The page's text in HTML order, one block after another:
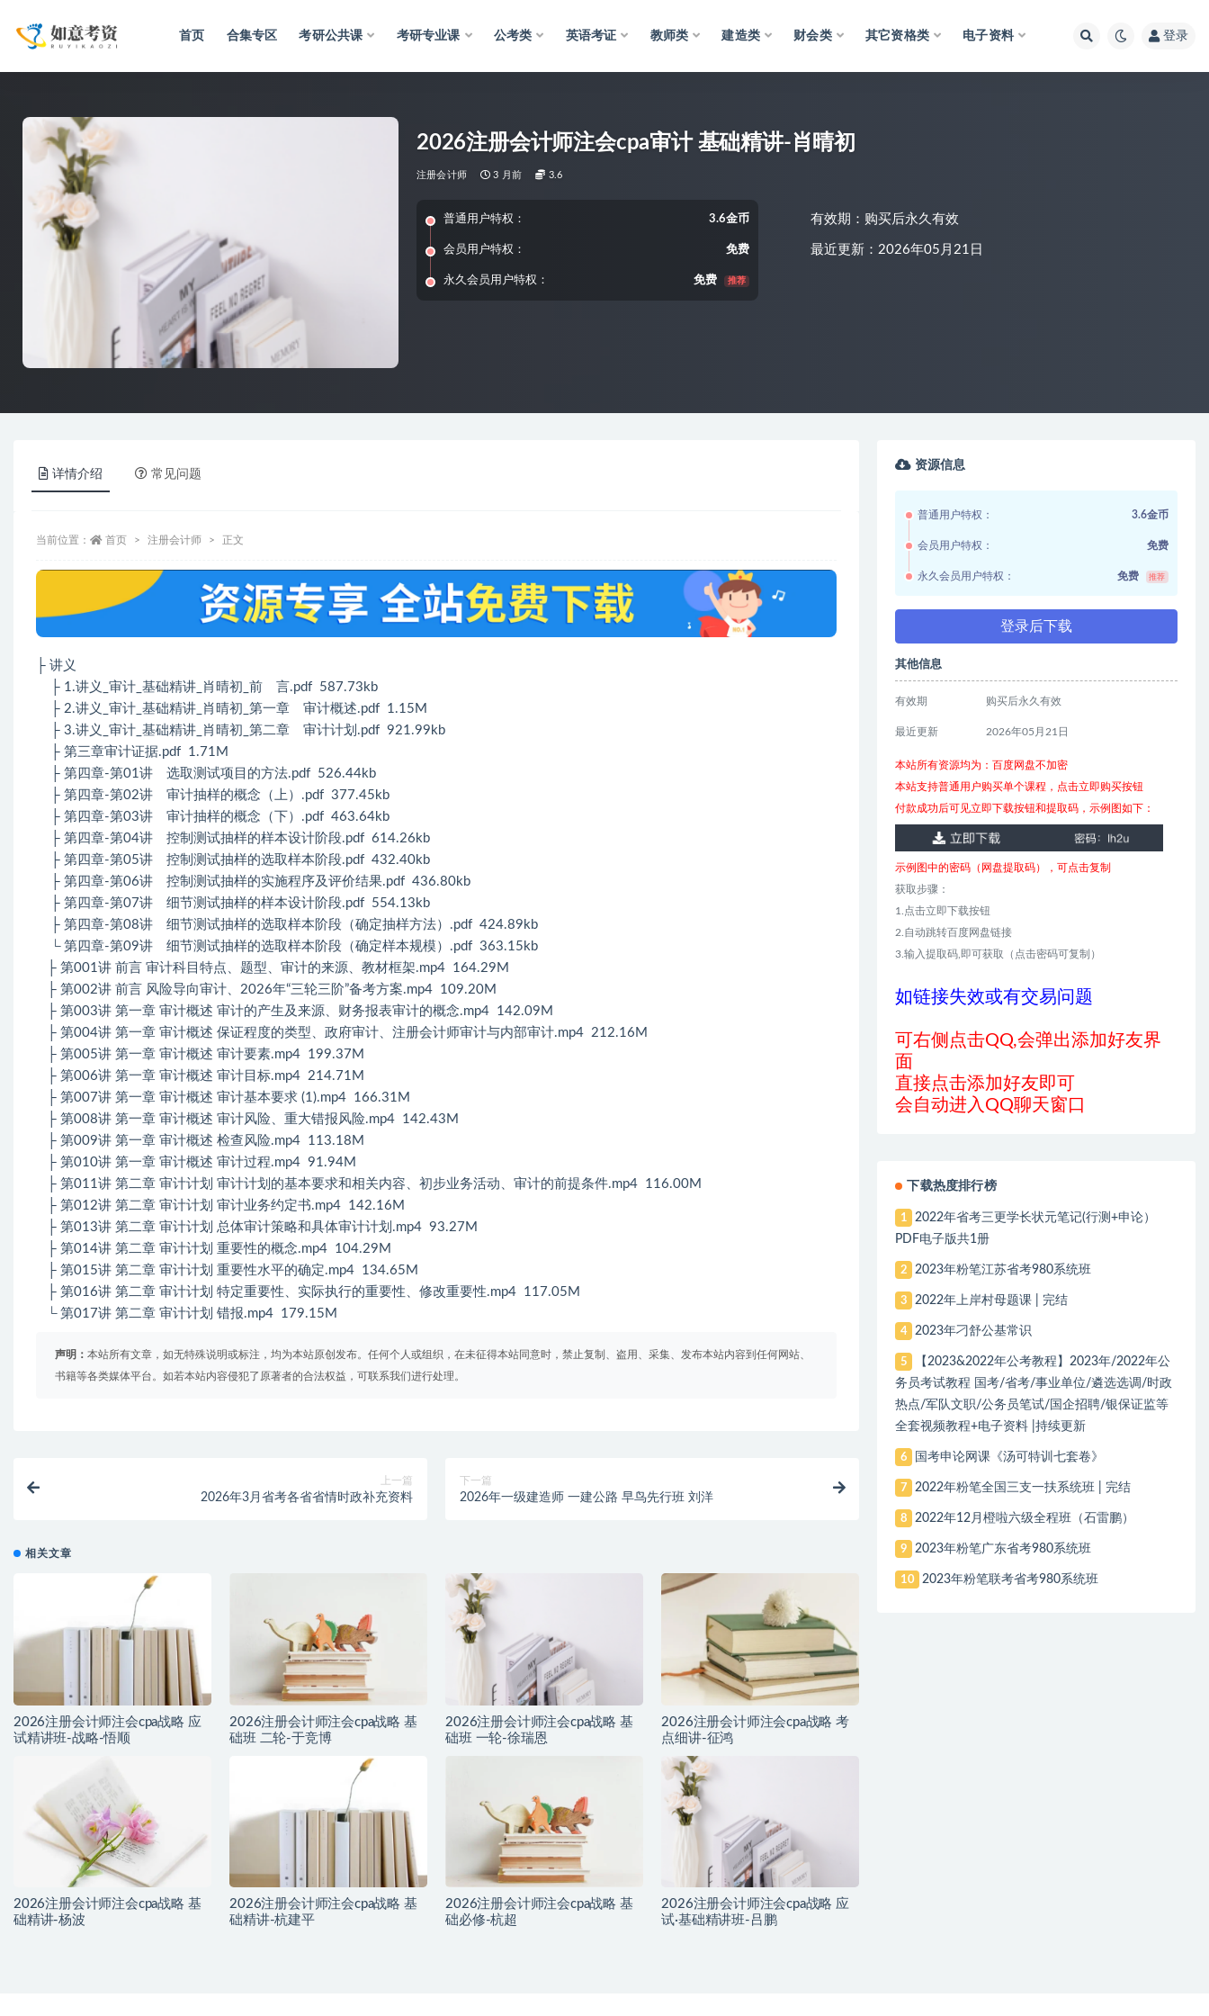
首页 合集专区 考研公共课 考研专业课 公考类 英语考证 教师类 建造类 财会类 其它资格类 电子资料 登录
2026注册会计师注会cpa审计 基础精讲-肖晴初
注册会计师 3 月前 3.6
普通用户特权： 3.6金币
会员用户特权： 免费
永久会员用户特权： 免费 推荐
有效期：购买后永久有效
最近更新：2026年05月21日
详情介绍 常见问题
当前位置： 首页 注册会计师 正文
├ 讲义
├ 1.讲义_审计_基础精讲_肖晴初_前 言.pdf 587.73kb
├ 2.讲义_审计_基础精讲_肖晴初_第一章 审计概述.pdf 1.15M
├ 3.讲义_审计_基础精讲_肖晴初_第二章 审计计划.pdf 921.99kb
├ 第三章审计证据.pdf 1.71M
├ 第四章-第01讲 选取测试项目的方法.pdf 526.44kb
├ 第四章-第02讲 审计抽样的概念（上）.pdf 377.45kb
├ 第四章-第03讲 审计抽样的概念（下）.pdf 463.64kb
├ 第四章-第04讲 控制测试抽样的样本设计阶段.pdf 614.26kb
├ 第四章-第05讲 控制测试抽样的选取样本阶段.pdf 432.40kb
├ 第四章-第06讲 控制测试抽样的实施程序及评价结果.pdf 436.80kb
├ 第四章-第07讲 细节测试抽样的样本设计阶段.pdf 554.13kb
├ 第四章-第08讲 细节测试抽样的选取样本阶段（确定抽样方法）.pdf 424.89kb
└ 第四章-第09讲 细节测试抽样的选取样本阶段（确定样本规模）.pdf 363.15kb
├ 第001讲 前言 审计科目特点、题型、审计的来源、教材框架.mp4 164.29M
├ 第002讲 前言 风险导向审计、2026年“三轮三阶”备考方案.mp4 109.20M
├ 第003讲 第一章 审计概述 审计的产生及来源、财务报表审计的概念.mp4 142.09M
├ 第004讲 第一章 审计概述 保证程度的类型、政府审计、注册会计师审计与内部审计.mp4 212.16M
├ 第005讲 第一章 审计概述 审计要素.mp4 199.37M
├ 第006讲 第一章 审计概述 审计目标.mp4 214.71M
├ 第007讲 第一章 审计概述 审计基本要求 (1).mp4 166.31M
├ 第008讲 第一章 审计概述 审计风险、重大错报风险.mp4 142.43M
├ 第009讲 第一章 审计概述 检查风险.mp4 113.18M
├ 第010讲 第一章 审计概述 审计过程.mp4 91.94M
├ 第011讲 第二章 审计计划 审计计划的基本要求和相关内容、初步业务活动、审计的前提条件.mp4 116.00M
├ 第012讲 第二章 审计计划 审计业务约定书.mp4 142.16M
├ 第013讲 第二章 审计计划 总体审计策略和具体审计计划.mp4 93.27M
├ 第014讲 第二章 审计计划 重要性的概念.mp4 104.29M
├ 第015讲 第二章 审计计划 重要性水平的确定.mp4 134.65M
├ 第016讲 第二章 审计计划 特定重要性、实际执行的重要性、修改重要性.mp4 117.05M
└ 第017讲 第二章 审计计划 错报.mp4 179.15M
声明： 本站所有文章，如无特殊说明或标注，均为本站原创发布。任何个人或组织，在未征得本站同意时，禁止复制、盗用、采集、发布本站内容到任何网站、
书籍等各类媒体平台。如若本站内容侵犯了原著者的合法权益，可联系我们进行处理。
上一篇
2026年3月省考各省省情时政补充资料
下一篇
2026年一级建造师 一建公路 早鸟先行班 刘洋
相关文章
2026注册会计师注会cpa战略 应
试精讲班-战略-悟顺
2026注册会计师注会cpa战略 基
础班 二轮-于竞博
2026注册会计师注会cpa战略 基
础班 一轮-徐瑞恩
2026注册会计师注会cpa战略 考
点细讲-征鸿
2026注册会计师注会cpa战略 基
础精讲-杨波
2026注册会计师注会cpa战略 基
础精讲-杭建平
2026注册会计师注会cpa战略 基
础必修-杭超
2026注册会计师注会cpa战略 应
试·基础精讲班-吕鹏
资源信息
普通用户特权： 3.6金币
会员用户特权： 免费
永久会员用户特权： 免费 推荐
登录后下载
其他信息
有效期 购买后永久有效
最近更新 2026年05月21日
本站所有资源均为：百度网盘不加密
本站支持普通用户购买单个课程，点击立即购买按钮
付款成功后可见立即下载按钮和提取码，示例图如下：
示例图中的密码（网盘提取码），可点击复制
获取步骤：
1.点击立即下载按钮
2.自动跳转百度网盘链接
3.输入提取码,即可获取（点击密码可复制）
如链接失效或有交易问题
可右侧点击QQ,会弹出添加好友界
面
直接点击添加好友即可
会自动进入QQ聊天窗口
下载热度排行榜
1
2022年省考三更学长状元笔记(行测+申论）
PDF电子版共1册
2 2023年粉笔江苏省考980系统班
3 2022年上岸村母题课 | 完结
4 2023年刁舒公基常识
5
【2023&2022年公考教程】2023年/2022年公
务员考试教程 国考/省考/事业单位/遴选选调/时政
热点/军队文职/公务员笔试/国企招聘/银保证监等
全套视频教程+电子资料 |持续更新
6 国考申论网课《汤可特训七套卷》
7 2022年粉笔全国三支一扶系统班 | 完结
8 2022年12月橙啦六级全程班（石雷鹏）
9 2023年粉笔广东省考980系统班
10 2023年粉笔联考省考980系统班